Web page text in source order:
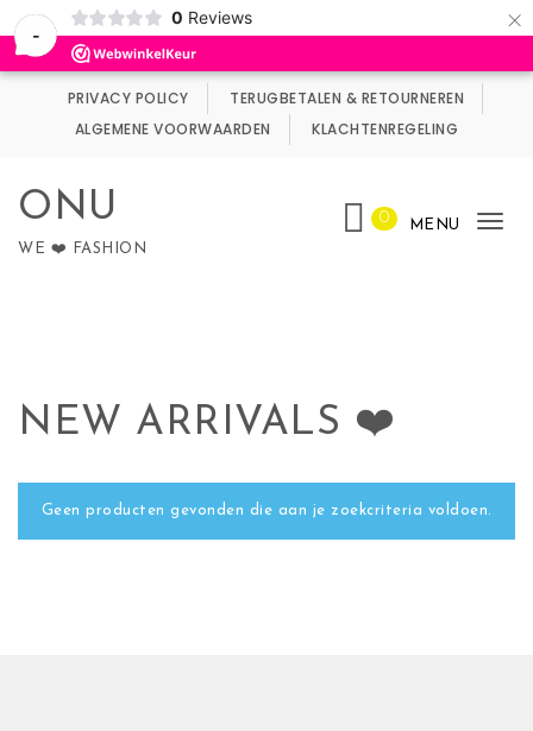
-
0 Reviews ×
Wij maken gebruik van cookies.
PRIVACY POLICY
TERUGBETALEN & RETOURNEREN
ALGEMENE VOORWAARDEN
KLACHTENREGELING
ONU
WE ❤️ FASHION
0 MENU
NEW ARRIVALS ❤️
Geen producten gevonden die aan je zoekcriteria voldoen.